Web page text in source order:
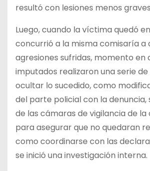
resultó con lesiones menos
Luego, cuando la víctima quedó
concurrió a la misma comisaría a
agresiones sufridas, momento en
imputados realizaron una serie
ocultar lo sucedido, como
del parte policial con la denuncia,
de las cámaras de vigilancia de
para asegurar que no quedaran
como coordinarse con las
se inició una investigación interna.